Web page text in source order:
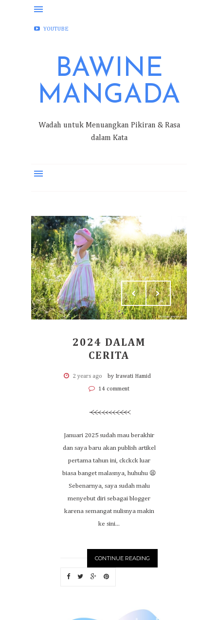
FACEBOOK
YOUTUBE
BAWINE
MANGADA
Wadah untuk Menuangkan Pikiran & Rasa
dalam Kata
2024 DALAM
CERITA
2 years ago by Irawati Hamid
14 comment
Januari 2025 sudah mau berakhir
dan saya baru akan publish artikel
pertama tahun ini, ckckck luar
biasa banget malasnya, huhuhu 😫
Sebenarnya, saya sudah malu
menyebut diri sebagai blogger
karena semangat nulisnya makin
ke sini...
CONTINUE READING